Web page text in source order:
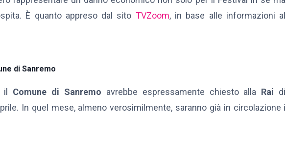
È quanto appreso dal sito TVZoom, in base alle informazioni al
di Sanremo
il Comune di Sanremo avrebbe espressamente chiesto alla Rai di
In quel mese, almeno verosimilmente, saranno già in circolazione i